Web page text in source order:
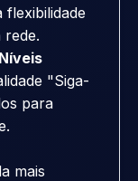
flexibilidade
rede.
"Siga-
para
mais